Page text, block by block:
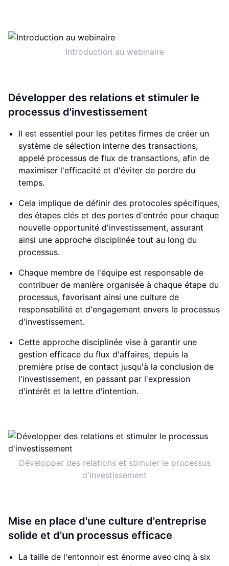
Introduction au webinaire
Développer des relations et stimuler le
processus d'investissement
Il est essentiel pour les petites firmes de créer un
système de sélection interne des transactions,
appelé processus de flux de transactions, afin de
maximiser l'efficacité et d'éviter de perdre du
temps.
Cela implique de définir des protocoles spécifiques,
des étapes clés et des portes d'entrée pour chaque
nouvelle opportunité d'investissement, assurant
ainsi une approche disciplinée tout au long du
processus.
Chaque membre de l'équipe est responsable de
contribuer de manière organisée à chaque étape du
processus, favorisant ainsi une culture de
responsabilité et d'engagement envers le processus
d'investissement.
Cette approche disciplinée vise à garantir une
gestion efficace du flux d'affaires, depuis la
première prise de contact jusqu'à la conclusion de
l'investissement, en passant par l'expression
d'intérêt et la lettre d'intention.
Développer des relations et stimuler le processus
d'investissement
Mise en place d'une culture d'entreprise
solide et d'un processus efficace
La taille de l'entonnoir est énorme avec cinq à six